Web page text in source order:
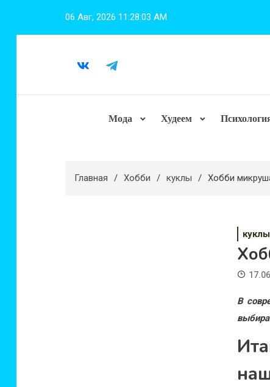
06 Авг, 2026 11:28:05 AM
Мода Худеем
Главная Хобби куклы Хобби
куклы
В